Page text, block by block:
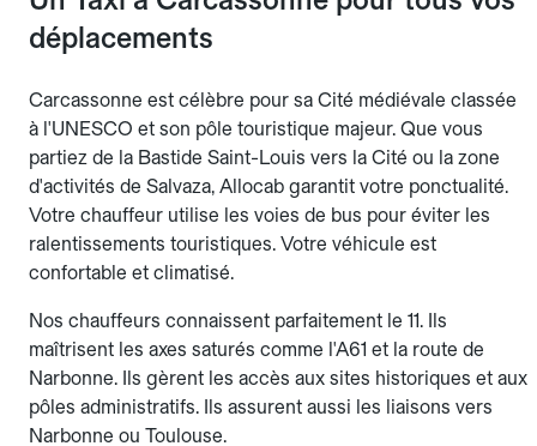
déplacements
Carcassonne est célèbre pour sa Cité médiévale classée
à l'UNESCO et son pôle touristique majeur. Que vous
partiez de la Bastide Saint-Louis vers la Cité ou la zone
d'activités de Salvaza, Allocab garantit votre ponctualité.
Votre chauffeur utilise les voies de bus pour éviter les
ralentissements touristiques. Votre véhicule est
confortable et climatisé.
Nos chauffeurs connaissent parfaitement le 11. Ils
maîtrisent les axes saturés comme l'A61 et la route de
Narbonne. Ils gèrent les accès aux sites historiques et aux
pôles administratifs. Ils assurent aussi les liaisons vers
Narbonne ou Toulouse.